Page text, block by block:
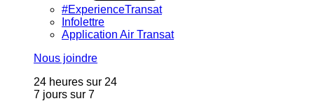
#ExperienceTransat
Infolettre
Application Air Transat
Nous joindre
24 heures sur 24
7 jours sur 7